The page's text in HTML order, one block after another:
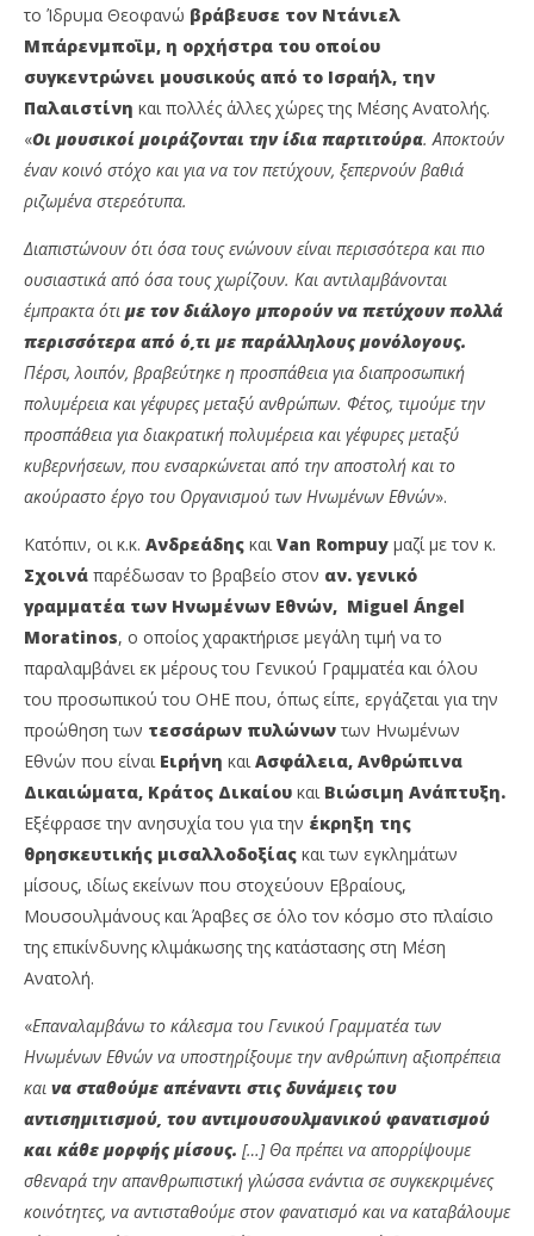
το Ίδρυμα Θεοφανώ βράβευσε τον Ντάνιελ
Μπάρενμποϊμ, η ορχήστρα του οποίου
συγκεντρώνει μουσικούς από το Ισραήλ, την
Παλαιστίνη και πολλές άλλες χώρες της Μέσης Ανατολής.
«Οι μουσικοί μοιράζονται την ίδια παρτιτούρα. Αποκτούν
έναν κοινό στόχο και για να τον πετύχουν, ξεπερνούν βαθιά
ριζωμένα στερεότυπα.
Διαπιστώνουν ότι όσα τους ενώνουν είναι περισσότερα και πιο
ουσιαστικά από όσα τους χωρίζουν. Και αντιλαμβάνονται
έμπρακτα ότι με τον διάλογο μπορούν να πετύχουν πολλά
περισσότερα από ό,τι με παράλληλους μονόλογους.
Πέρσι, λοιπόν, βραβεύτηκε η προσπάθεια για διαπροσωπική
πολυμέρεια και γέφυρες μεταξύ ανθρώπων. Φέτος, τιμούμε την
προσπάθεια για διακρατική πολυμέρεια και γέφυρες μεταξύ
κυβερνήσεων, που ενσαρκώνεται από την αποστολή και το
ακούραστο έργο του Οργανισμού των Ηνωμένων Εθνών».
Κατόπιν, οι κ.κ. Ανδρεάδης καιVan Rompuy μαζί με τον κ.
Σχοινά παρέδωσαν το βραβείο στον αν. γενικό
γραμματέα των Ηνωμένων Εθνών, Miguel Ángel
Moratinos, ο οποίος χαρακτήρισε μεγάλη τιμή να το
παραλαμβάνει εκ μέρους του Γενικού Γραμματέα και όλου
του προσωπικού του ΟΗΕ που, όπως είπε, εργάζεται για την
προώθηση των τεσσάρων πυλώνων των Ηνωμένων
Εθνών που είναι Ειρήνη καιΑσφάλεια, Ανθρώπινα
Δικαιώματα, Κράτος Δικαίου καιΒιώσιμη Ανάπτυξη.
Εξέφρασε την ανησυχία του για την έκρηξη της
θρησκευτικής μισαλλοδοξίας και των εγκλημάτων
μίσους, ιδίως εκείνων που στοχεύουν Εβραίους,
Μουσουλμάνους και Άραβες σε όλο τον κόσμο στο πλαίσιο
της επικίνδυνης κλιμάκωσης της κατάστασης στη Μέση
Ανατολή.
«Επαναλαμβάνω το κάλεσμα του Γενικού Γραμματέα των
Ηνωμένων Εθνών να υποστηρίξουμε την ανθρώπινη αξιοπρέπεια
και να σταθούμε απέναντι στις δυνάμεις του
αντισημιτισμού, του αντιμουσουλμανικού φανατισμού
και κάθε μορφής μίσους. […] Θα πρέπει να απορρίψουμε
σθεναρά την απανθρωπιστική γλώσσα ενάντια σε συγκεκριμένες
κοινότητες, να αντισταθούμε στον φανατισμό και να καταβάλουμε